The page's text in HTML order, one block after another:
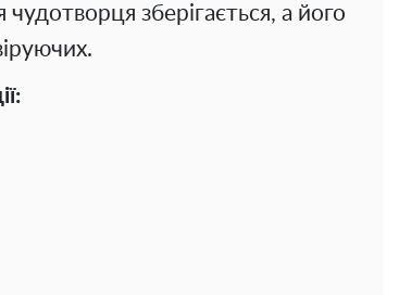
зберігається, а його